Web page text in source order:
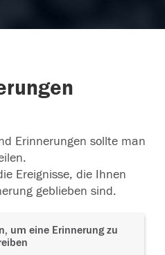
Erinnerungen sollte man
Ereignisse, die Ihnen
geblieben sind.
um eine Erinnerung zu